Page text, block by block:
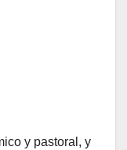
y pastoral, y